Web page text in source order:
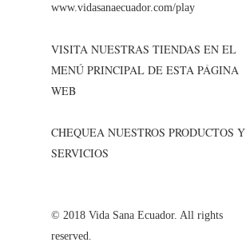
www.vidasanaecuador.com/play
VISITA NUESTRAS TIENDAS EN EL
MENÚ PRINCIPAL DE ESTA PÁGINA
WEB
CHEQUEA NUESTROS PRODUCTOS Y
SERVICIOS
© 2018 Vida Sana Ecuador. All rights
reserved.